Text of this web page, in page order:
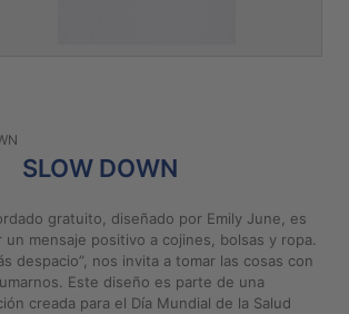
SLOW DOWN
gratuito, diseñado por Emily June, es
un mensaje positivo a cojines, bolsas y ropa.
despacio”, nos invita a tomar las cosas con
Este diseño es parte de una
creada para el Día Mundial de la Salud